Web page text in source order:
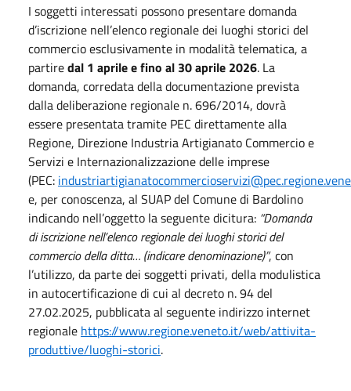
I soggetti interessati possono presentare domanda
d’iscrizione nell’elenco regionale dei luoghi storici del
commercio esclusivamente in modalità telematica, a
partiredal 1 aprile e fino al 30 aprile 2026. La
domanda, corredata della documentazione prevista
dalla deliberazione regionale n. 696/2014, dovrà
essere presentata tramite PEC direttamente alla
Regione, Direzione Industria Artigianato Commercio e
Servizi e Internazionalizzazione delle imprese
(PEC:
e, per conoscenza, al SUAP del Comunedi Bardolino
indicando nell’oggetto la seguente dicitura: “Domanda
di iscrizione nell’elenco regionale dei luoghi storici del
commercio della ditta… (indicare denominazione)”, con
l’utilizzo, da parte dei soggetti privati, della modulistica
in autocertificazione di cui al decreto n. 94 del
27.02.2025, pubblicata al seguente indirizzo internet
regionale https://www.regione.veneto.it/web/attivita-
produttive/luoghi-storici.